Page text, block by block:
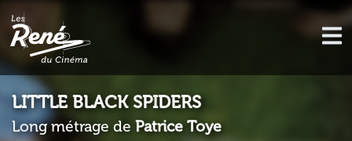
LITTLE BLACK SPIDERS
Long métrage de Patrice Toye